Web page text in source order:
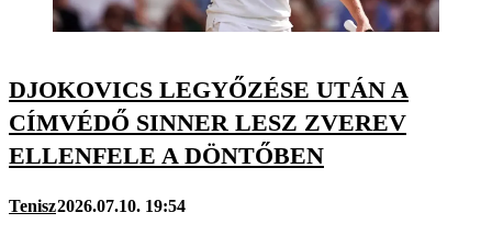
DJOKOVICS LEGYŐZÉSE UTÁN A
CÍMVÉDŐ SINNER LESZ ZVEREV
ELLENFELE A DÖNTŐBEN
Tenisz2026.07.10. 19:54